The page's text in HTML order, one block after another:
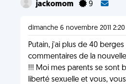
jackomom 9
dimanche 6 novembre 2011 2:20
Putain, j'ai plus de 40
commentaires de la
!!! Moi mes parents se sont
liberté sexuelle et vous,